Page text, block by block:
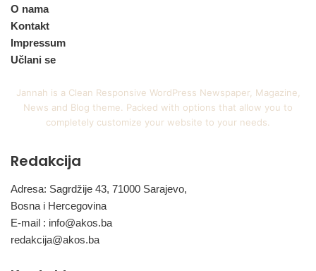
O nama
Kontakt
Impressum
Učlani se
Jannah is a Clean Responsive WordPress Newspaper, Magazine,
News and Blog theme. Packed with options that allow you to
completely customize your website to your needs.
Redakcija
Adresa: Sagrdžije 43, 71000 Sarajevo,
Bosna i Hercegovina
E-mail : info@akos.ba
redakcija@akos.ba